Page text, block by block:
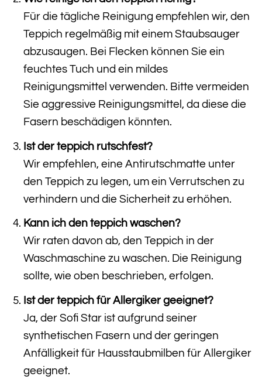
Für die tägliche Reinigung empfehlen wir, den
Teppich regelmäßig mit einem Staubsauger
abzusaugen. Bei Flecken können Sie ein
feuchtes Tuch und ein mildes
Reinigungsmittel verwenden. Bitte vermeiden
Sie aggressive Reinigungsmittel, da diese die
Fasern beschädigen könnten.
Ist der teppich rutschfest?
Wir empfehlen, eine Antirutschmatte unter
den Teppich zu legen, um ein Verrutschen zu
verhindern und die Sicherheit zu erhöhen.
Kann ich den teppich waschen?
Wir raten davon ab, den Teppich in der
Waschmaschine zu waschen. Die Reinigung
sollte, wie oben beschrieben, erfolgen.
Ist der teppich für Allergiker geeignet?
Ja, der Sofi Star ist aufgrund seiner
synthetischen Fasern und der geringen
Anfälligkeit für Hausstaubmilben für Allergiker
geeignet.